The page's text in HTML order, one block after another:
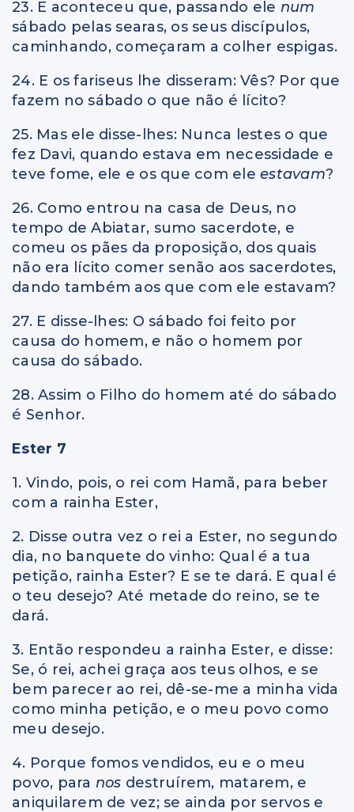
23. E aconteceu que, passando ele num
sábado pelas searas, os seus discípulos,
caminhando, começaram a colher espigas.
24. E os fariseus lhe disseram: Vês? Por que
fazem no sábado o que não é lícito?
25. Mas ele disse-lhes: Nunca lestes o que
fez Davi, quando estava em necessidade e
teve fome, ele e os que com ele estavam?
26. Como entrou na casa de Deus, no
tempo de Abiatar, sumo sacerdote, e
comeu os pães da proposição, dos quais
não era lícito comer senão aos sacerdotes,
dando também aos que com ele estavam?
27. E disse-lhes: O sábado foi feito por
causa do homem, e não o homem por
causa do sábado.
28. Assim o Filho do homem até do sábado
é Senhor.
Ester 7
1. Vindo, pois, o rei com Hamã, para beber
com a rainha Ester,
2. Disse outra vez o rei a Ester, no segundo
dia, no banquete do vinho: Qual é a tua
petição, rainha Ester? E se te dará. E qual é
o teu desejo? Até metade do reino, se te
dará.
3. Então respondeu a rainha Ester, e disse:
Se, ó rei, achei graça aos teus olhos, e se
bem parecer ao rei, dê-se-me a minha vida
como minha petição, e o meu povo como
meu desejo.
4. Porque fomos vendidos, eu e o meu
povo, para nos destruírem, matarem, e
aniquilarem de vez; se ainda por servos e